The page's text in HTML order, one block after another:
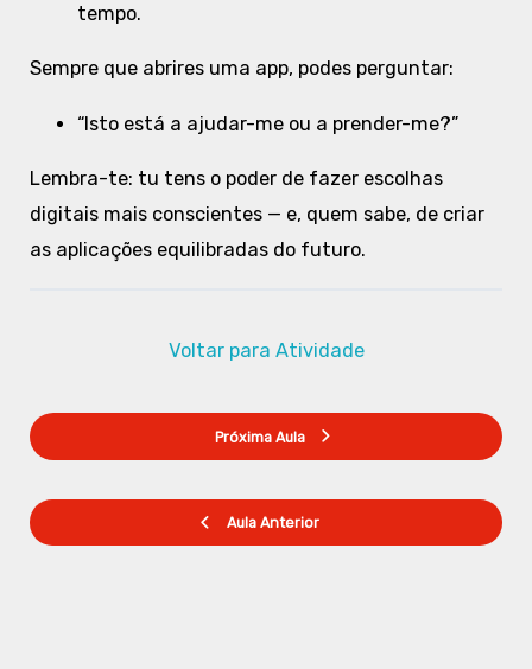
tempo.
Sempre que abrires uma app, podes perguntar:
“Isto está a ajudar-me ou a prender-me?”
Lembra-te: tu tens o poder de fazer escolhas
digitais mais conscientes — e, quem sabe, de criar
as aplicações equilibradas do futuro.
Aula Anterior
Voltar para Atividade
Próxima Aula